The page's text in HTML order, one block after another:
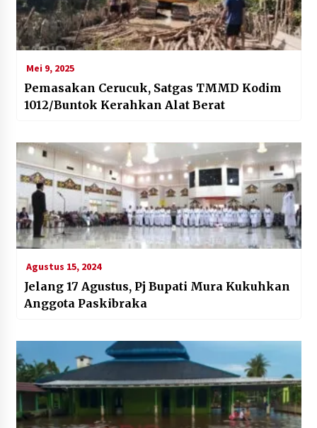
Mei 9, 2025
Pemasakan Cerucuk, Satgas TMMD Kodim
1012/Buntok Kerahkan Alat Berat
Agustus 15, 2024
Jelang 17 Agustus, Pj Bupati Mura Kukuhkan
Anggota Paskibraka